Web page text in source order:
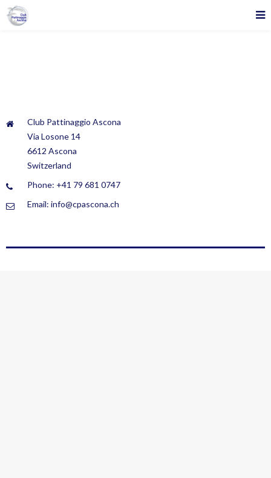
Club Pattinaggio Ascona
Via Losone 14
6612 Ascona
Switzerland
Phone: +41 79 681 0747
Email: info@cpascona.ch